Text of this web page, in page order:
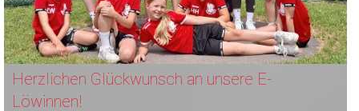
Herzlichen Glückwunsch an unsere E-
Löwinnen!